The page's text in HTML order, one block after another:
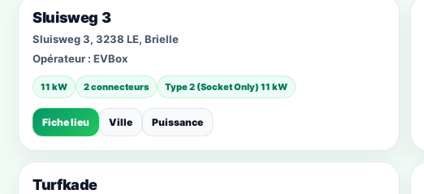
Sluisweg 3
Sluisweg 3, 3238 LE, Brielle
Opérateur : EVBox
11 kW 2 connecteurs Type 2 (Socket Only) 11 kW
Fiche lieu Ville Puissance
Turfkade